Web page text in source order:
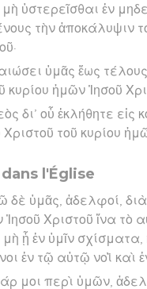
ὑστερεῖσθαι ἐν
τὴν ἀποκάλυψιν
ὑμᾶς ἕως
κυρίου ἡμῶν Ἰησοῦ
δι’ οὗ ἐκλήθητε εἰς
Χριστοῦ τοῦ κυρίου
l'Église
ὑμᾶς, ἀδελφοί, διὰ
Ἰησοῦ Χριστοῦ ἵνα τὸ
ᾖ ἐν ὑμῖν σχίσματα,
ἐν τῷ αὐτῷ νοῒ καὶ
μοι περὶ ὑμῶν,